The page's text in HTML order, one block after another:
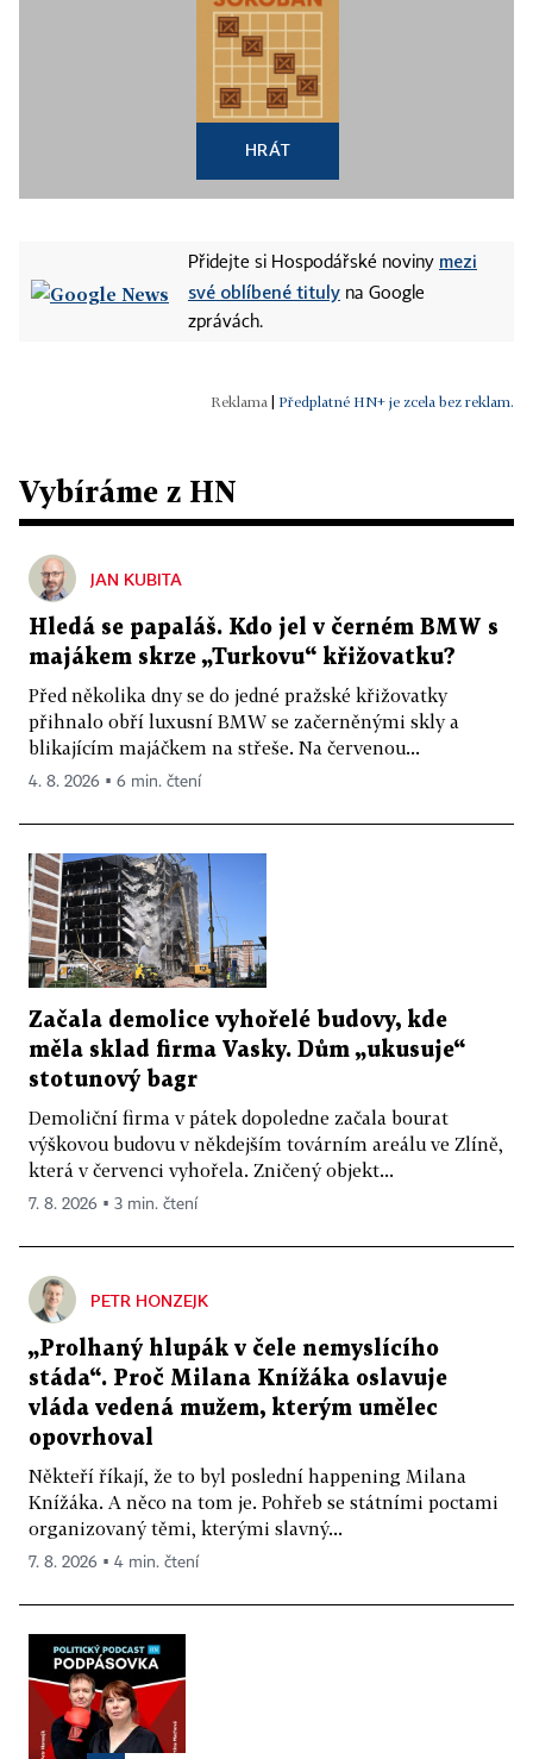
HRÁT
Přidejte si Hospodářské noviny mezi
své oblíbené tituly na Google
zprávách.
Předplatné HN+ je zcela bez reklam.
Vybíráme z HN
JAN KUBITA
Hledá se papaláš. Kdo jel v černém BMW s
majákem skrze „Turkovu“ křižovatku?
Před několika dny se do jedné pražské křižovatky
přihnalo obří luxusní BMW se začerněnými skly a
blikajícím majáčkem na střeše. Na červenou...
4. 8. 2026 ▪ 6 min. čtení
Začala demolice vyhořelé budovy, kde
měla sklad firma Vasky. Dům „ukusuje“
stotunový bagr
Demoliční firma v pátek dopoledne začala bourat
výškovou budovu v někdejším továrním areálu ve Zlíně,
která v červenci vyhořela. Zničený objekt...
7. 8. 2026 ▪ 3 min. čtení
PETR HONZEJK
„Prolhaný hlupák v čele nemyslícího
stáda“. Proč Milana Knížáka oslavuje
vláda vedená mužem, kterým umělec
opovrhoval
Někteří říkají, že to byl poslední happening Milana
Knížáka. A něco na tom je. Pohřeb se státními poctami
organizovaný těmi, kterými slavný...
7. 8. 2026 ▪ 4 min. čtení